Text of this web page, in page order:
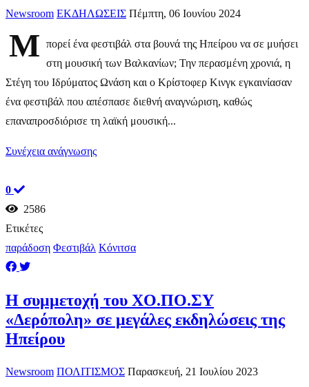
Newsroom ΕΚΔΗΛΩΣΕΙΣ Πέμπτη, 06 Ιουνίου 2024
Μ
πορεί ένα φεστιβάλ στα βουνά της Ηπείρου να σε μυήσει
στη μουσική των Βαλκανίων; Την περασμένη χρονιά, η
Στέγη του Ιδρύματος Ωνάση και ο Κρίστοφερ Κινγκ εγκαινίασαν
ένα φεστιβάλ που απέσπασε διεθνή αναγνώριση, καθώς
επαναπροσδιόρισε τη λαϊκή μουσική...
Συνέχεια ανάγνωσης
0
2586
Ετικέτες
παράδοση Φεστιβάλ Κόνιτσα
Η συμμετοχή του ΧΟ.ΠΟ.ΣΥ
«Δερόπολη» σε μεγάλες εκδηλώσεις της
Ηπείρου
Newsroom ΠΟΛΙΤΙΣΜΟΣ Παρασκευή, 21 Ιουλίου 2023